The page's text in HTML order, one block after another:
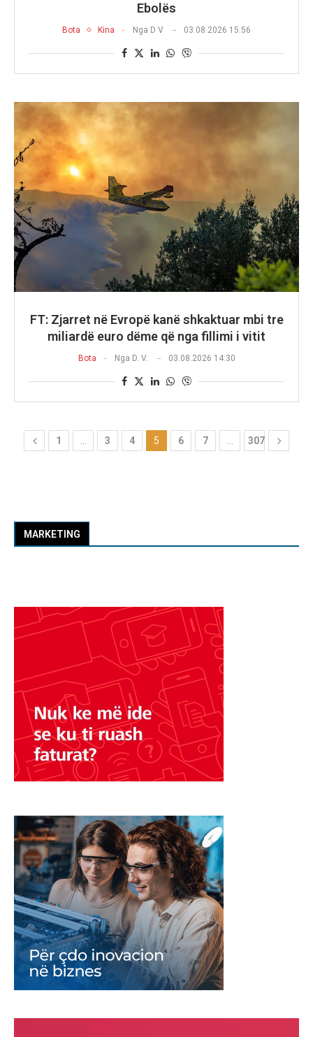
Ebolës
Bota Kina Nga D V 03.08.2026 15:56
FT: Zjarret në Evropë kanë shkaktuar mbi tre
miliardë euro dëme që nga fillimi i vitit
Bota Nga D. V. 03.08.2026 14:30
1 … 3 4 5 6 7 … 307
MARKETING